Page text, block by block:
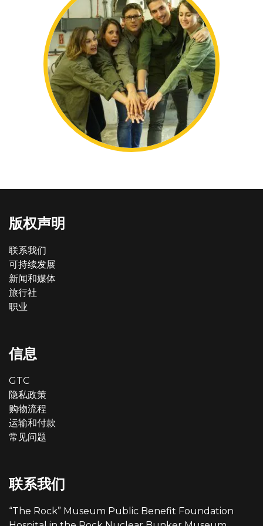
版权声明
联系我们
可持续发展
新闻和媒体
旅行社
职业
信息
GTC
隐私政策
购物流程
运输和付款
常见问题
联系我们
“The Rock” Museum Public Benefit Foundation